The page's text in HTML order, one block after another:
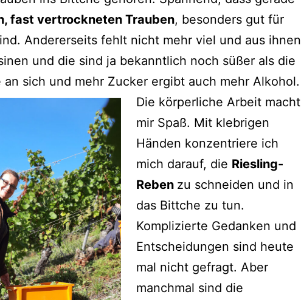
fast vertrockneten Trauben, besonders gut für
Andererseits fehlt nicht mehr viel und aus ihnen
und die sind ja bekanntlich noch süßer als die
an sich und mehr Zucker ergibt auch mehr Alkohol.
Die körperliche Arbeit macht
mir Spaß. Mit klebrigen
Händen konzentriere ich
mich darauf, die Riesling-
Reben zu schneiden und in
das Bittche zu tun.
Komplizierte Gedanken und
Entscheidungen sind heute
mal nicht gefragt. Aber
manchmal sind die